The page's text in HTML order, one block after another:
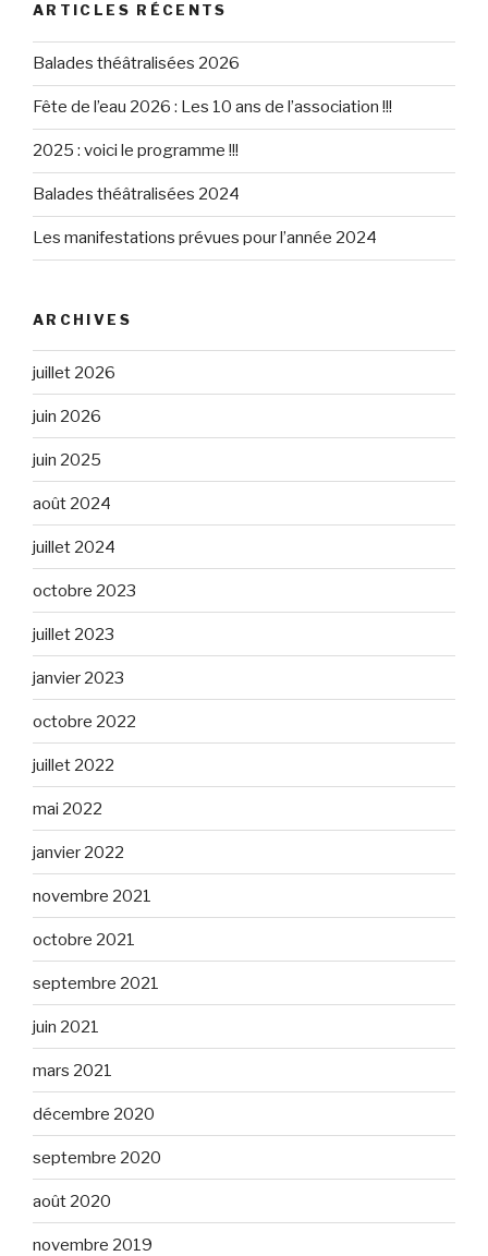
ARTICLES RÉCENTS
Balades théâtralisées 2026
Fête de l’eau 2026 : Les 10 ans de l’association !!!
2025 : voici le programme !!!
Balades théâtralisées 2024
Les manifestations prévues pour l’année 2024
ARCHIVES
juillet 2026
juin 2026
juin 2025
août 2024
juillet 2024
octobre 2023
juillet 2023
janvier 2023
octobre 2022
juillet 2022
mai 2022
janvier 2022
novembre 2021
octobre 2021
septembre 2021
juin 2021
mars 2021
décembre 2020
septembre 2020
août 2020
novembre 2019